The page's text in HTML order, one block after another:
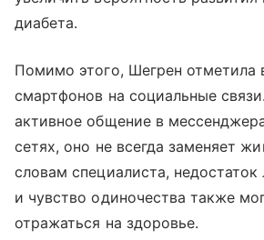
диабета.
Помимо этого, Шегрен отметила
смартфонов на социальные
активное общение в
сетях, оно не всегда заменяет
словам специалиста,
и чувство одиночества также
отражаться на здоровье.